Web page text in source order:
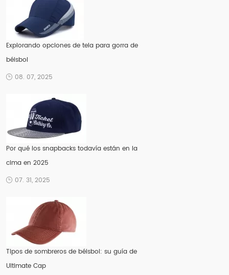
Explorando opciones de tela para gorra de
béisbol
08. 07, 2025
Por qué los snapbacks todavía están en la
cima en 2025
07. 31, 2025
Tipos de sombreros de béisbol: su guía de
Ultimate Cap